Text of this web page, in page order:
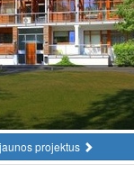
projektus